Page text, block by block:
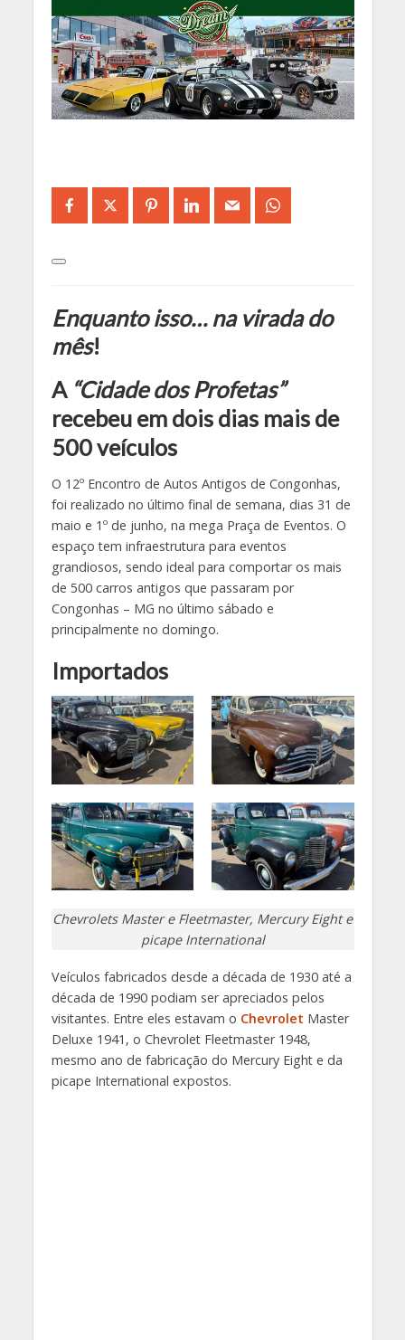
Enquanto isso… na virada do
mês!
A “Cidade dos Profetas”
recebeu em dois dias mais de
500 veículos
O 12º Encontro de Autos Antigos de Congonhas,
foi realizado no último final de semana, dias 31 de
maio e 1º de junho, na mega Praça de Eventos. O
espaço tem infraestrutura para eventos
grandiosos, sendo ideal para comportar os mais
de 500 carros antigos que passaram por
Congonhas – MG no último sábado e
principalmente no domingo.
Importados
Chevrolets Master e Fleetmaster, Mercury Eight e
picape International
Veículos fabricados desde a década de 1930 até a
década de 1990 podiam ser apreciados pelos
visitantes. Entre eles estavam o Chevrolet Master
Deluxe 1941, o Chevrolet Fleetmaster 1948,
mesmo ano de fabricação do Mercury Eight e da
picape International expostos.